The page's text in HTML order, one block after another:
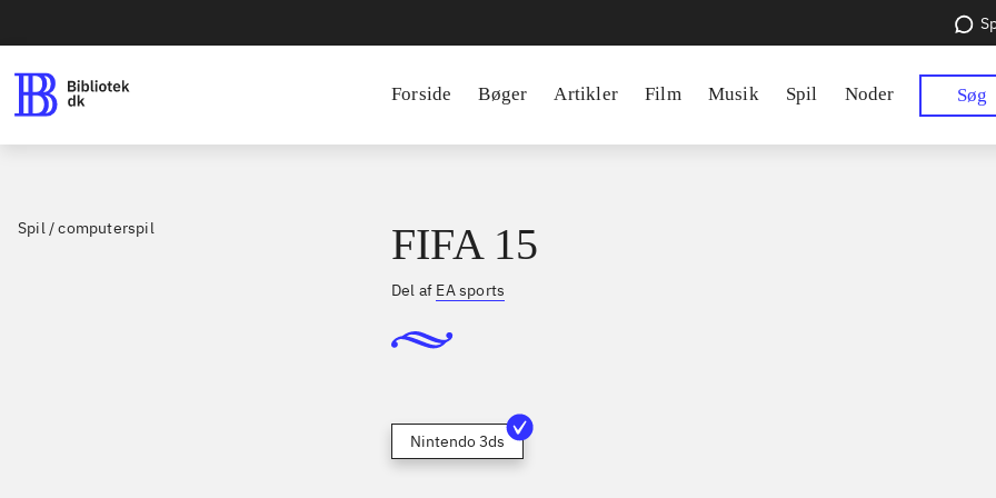
Forside Bøger Artikler Film Musik Spil Noder Søg
Spil / computerspil FIFA 15
Del af EA sports
Nintendo 3ds